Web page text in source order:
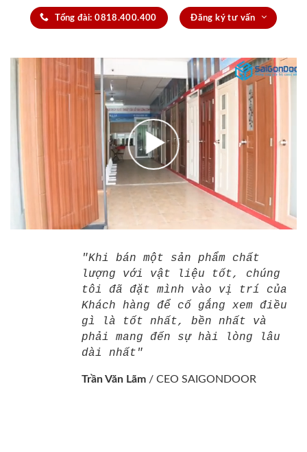
Tổng đài: 0818.400.400 Đăng ký tư vấn
"Khi bán một sản phẩm chất
lượng với vật liệu tốt, chúng
tôi đã đặt mình vào vị trí của
Khách hàng để cố gắng xem điều
gì là tốt nhất, bền nhất và
phải mang đến sự hài lòng lâu
dài nhất"
Trần Văn Lãm / CEO SAIGONDOOR